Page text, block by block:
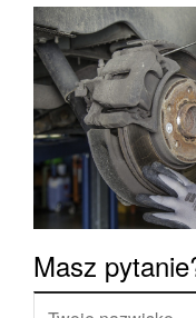
Masz